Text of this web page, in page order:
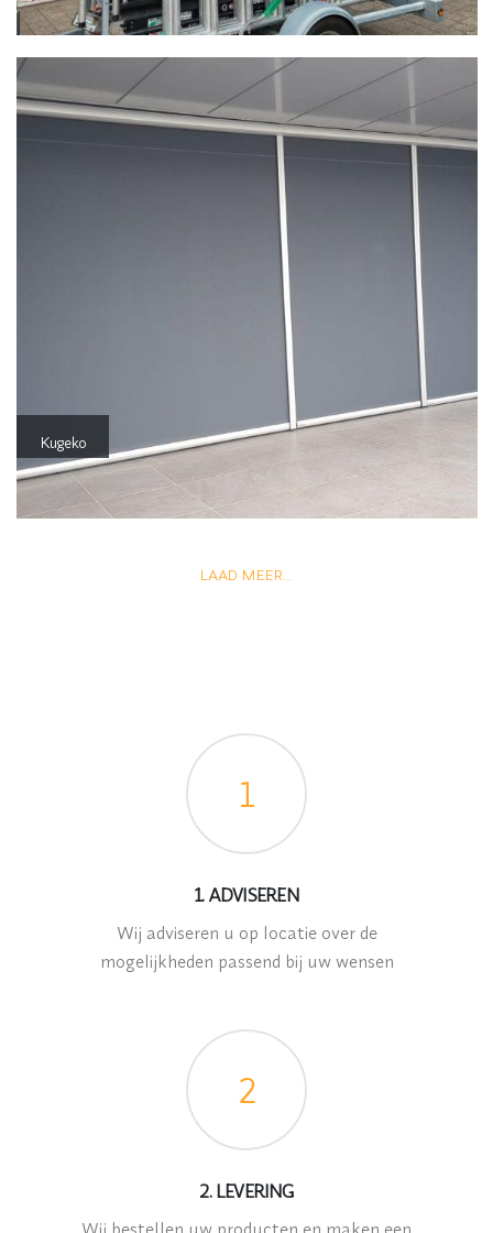
Kugeko
LAAD MEER...
1
1. ADVISEREN
Wij adviseren u op locatie over de
mogelijkheden passend bij uw wensen
2
2. LEVERING
Wij bestellen uw producten en maken een